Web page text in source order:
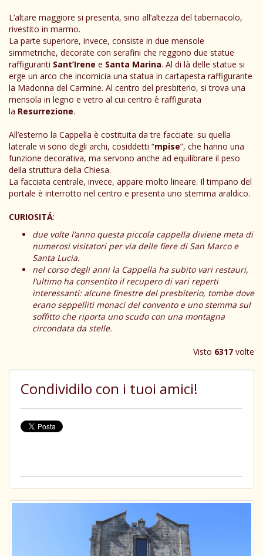
L’altare maggiore si presenta, sino all’altezza del tabernacolo,
rivestito in marmo.
La parte superiore, invece, consiste in due mensole
simmetriche, decorate con serafini che reggono due statue
raffiguranti Sant’Irene e Santa Marina. Al di là delle statue si
erge un arco che incornicia una statua in cartapesta raffigurante
la Madonna del Carmine. Al centro del presbiterio, si trova una
mensola in legno e vetro al cui centro è raffigurata
la Resurrezione.
All’esterno la Cappella è costituita da tre facciate: su quella
laterale vi sono degli archi, cosiddetti “mpise”, che hanno una
funzione decorativa, ma servono anche ad equilibrare il peso
della struttura della Chiesa.
La facciata centrale, invece, appare molto lineare. Il timpano del
portale è interrotto nel centro e presenta uno stemma araldico.
CURIOSITÁ:
due volte l’anno questa piccola cappella diviene meta di
numerosi visitatori per via delle fiere di San Marco e
Santa Lucia.
nel corso degli anni la Cappella ha subito vari restauri,
l’ultimo ha consentito il recupero di vari reperti
interessanti: alcune finestre del presbiterio, tombe dove
erano seppelliti monaci del convento e uno stemma sul
soffitto che riporta uno scudo con una montagna
circondata da stelle.
Visto 6317 volte
Condividilo con i tuoi amici!